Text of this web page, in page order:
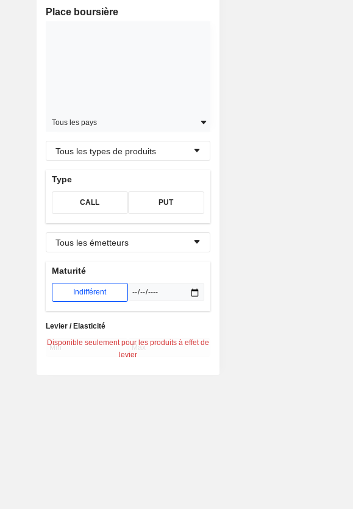
Place boursière
Tous les pays
Tous les types de produits
Type
CALL PUT
Tous les émetteurs
Maturité
Indifférent
Disponible seulement pour les produits à effet de
levier
Levier / Elasticité